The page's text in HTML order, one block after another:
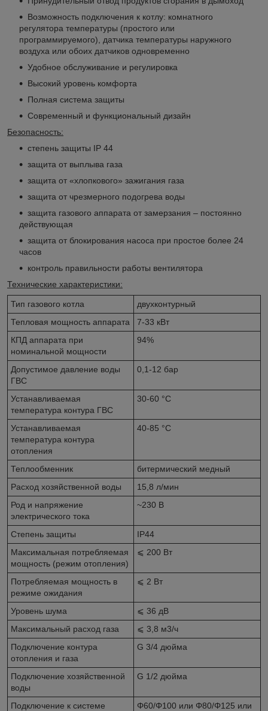
Возможность подключения к котлу: комнатного
регулятора температуры (простого или
программируемого), датчика температуры наружного
воздуха или обоих датчиков одновременно
Удобное обслуживание и регулировка
Высокий уровень комфорта
Полная система защиты
Современный и функциональный дизайн
Безопасность:
степень защиты IP 44
защита от выплыва газа
защита от «хлопкового» зажигания газа
защита от чрезмерного подогрева воды
защита газового аппарата от замерзания – постоянно
действующая
защита от блокирования насоса при простое более 24
часов
контроль правильности работы вентилятора
Технические характеристики:
Тип газового котла
двухконтурный
Тепловая мощность аппарата
7-33 кВт
КПД аппарата при
номинальной мощности
94%
Допустимое давление воды
ГВС
0,1-12 бар
Устанавливаемая
температура контура ГВС
30-60 °C
Устанавливаемая
температура контура
отопления
40-85 °C
Теплообменник
битермический медный
Расход хозяйственной воды
15,8 л/мин
Род и напряжение
электрического тока
~230 В
Степень защиты
IP44
Максимальная потребляемая
мощность (режим отопления)
⩽ 200 Вт
Потребляемая мощность в
режиме ожидания
⩽ 2 Вт
Уровень шума
⩽ 36 дВ
Максимальный расход газа
⩽ 3,8 м3/ч
Подключение контура
отопления и газа
G 3/4 дюйма
Подключение хозяйственной
воды
G 1/2 дюйма
Подключение к системе
Φ60/Φ100 или Φ80/Φ125 или